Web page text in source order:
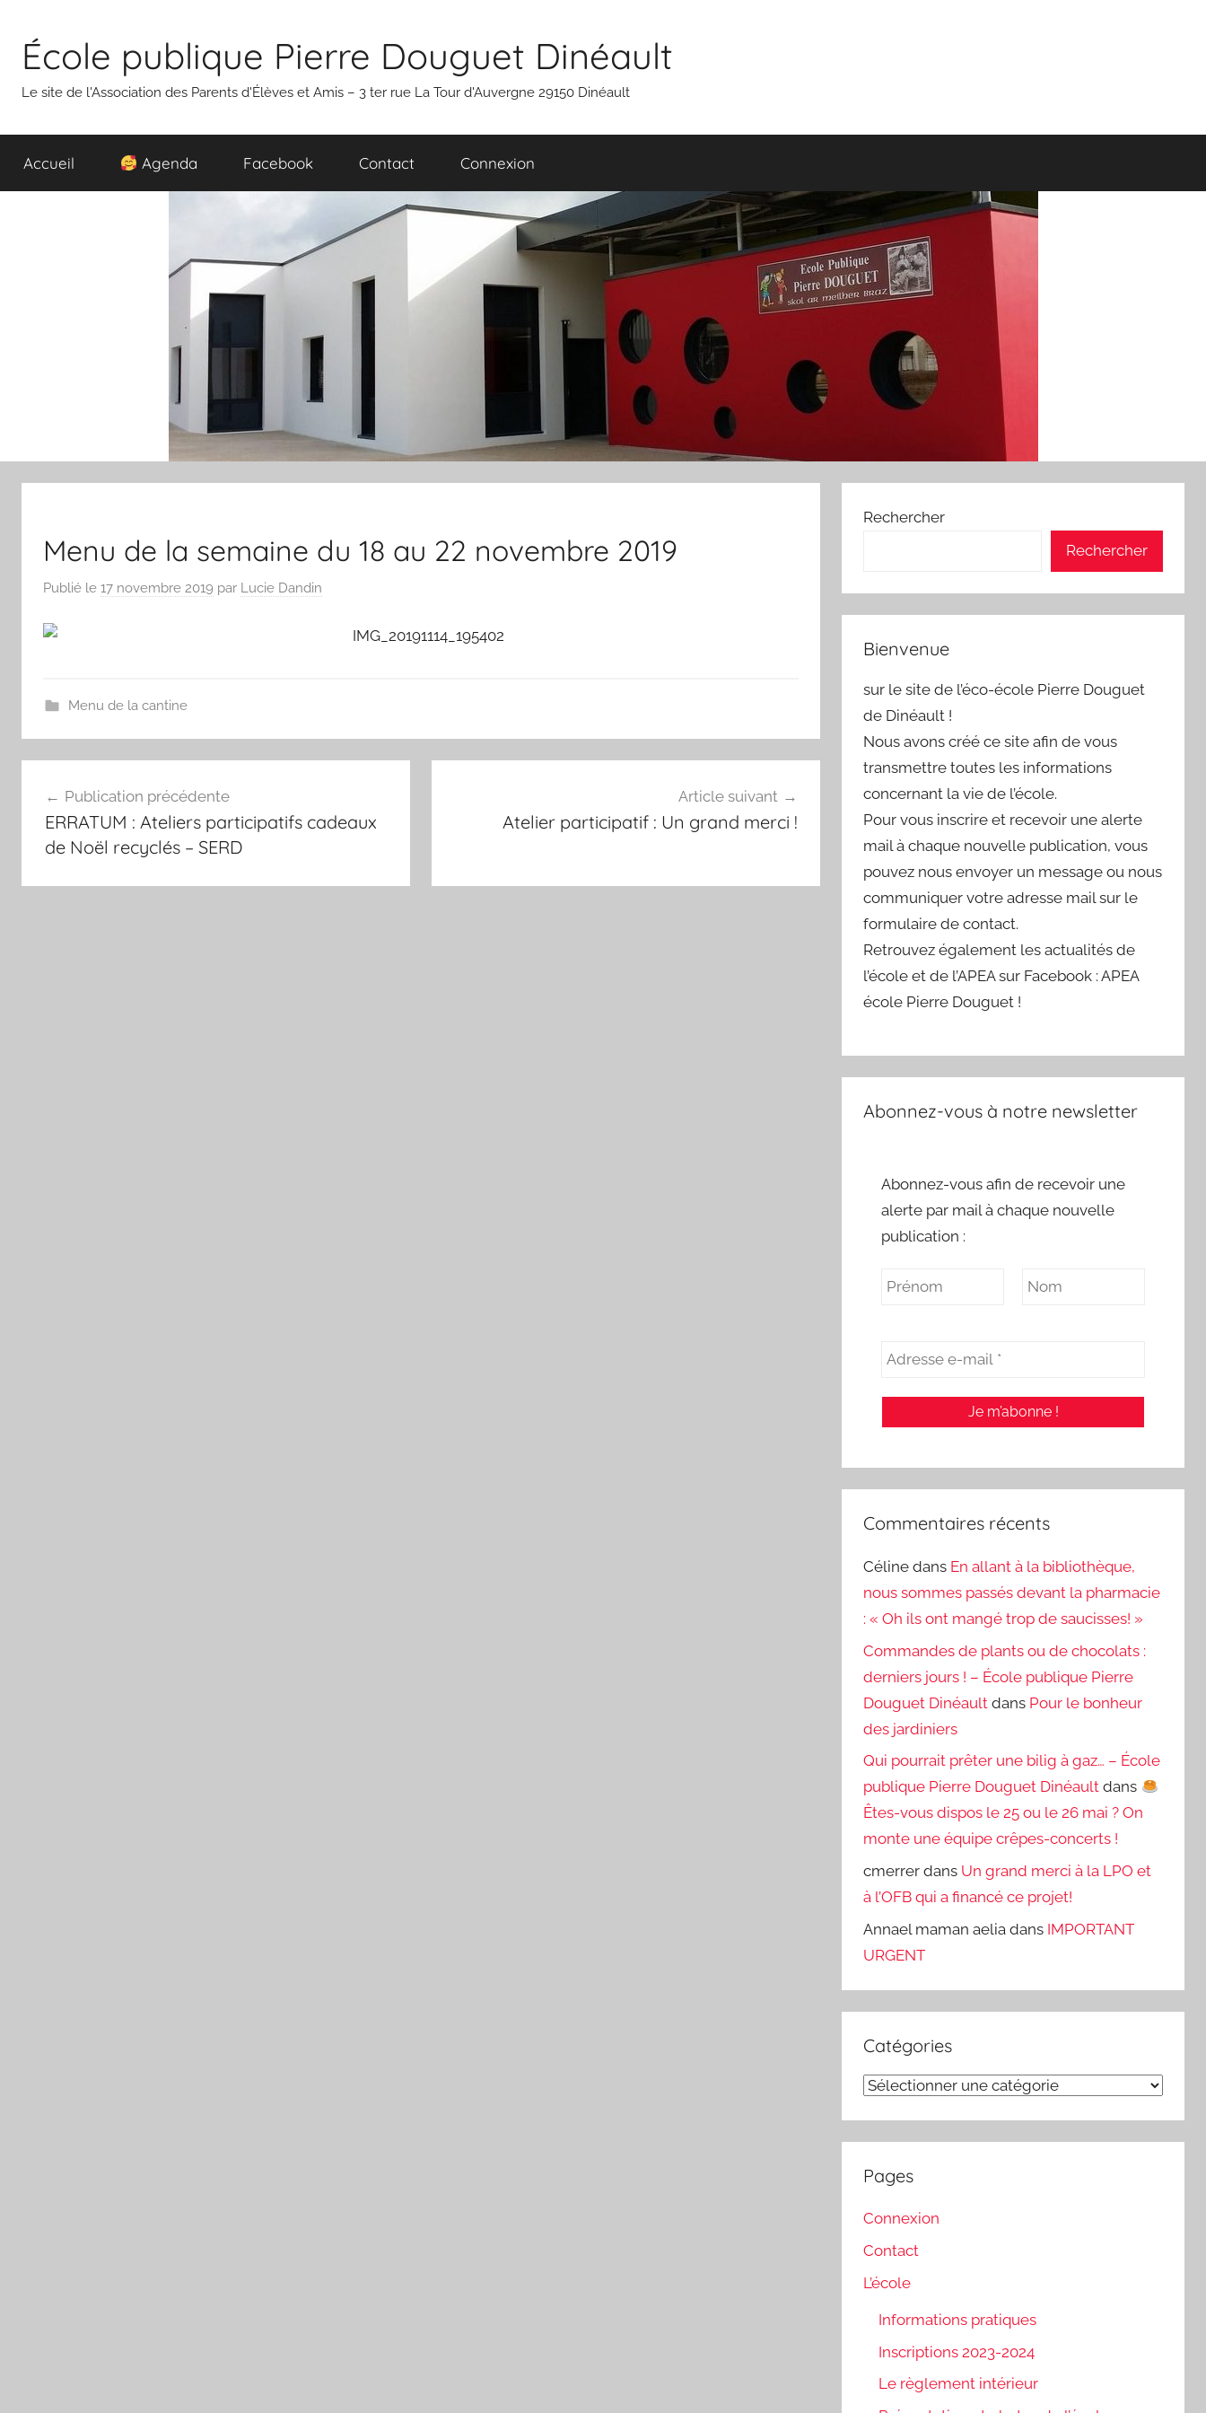
contenu
École publique Pierre Douguet Dinéault
Le site de l'Association des Parents d'Élèves et Amis – 3 ter rue La Tour d'Auvergne 29150 Dinéault
Accueil Agenda Facebook Contact Connexion
Menu de la semaine du 18 au 22 novembre 2019
Publié le 17 novembre 2019 par Lucie Dandin
Menu de la cantine
de
l’article
Publication précédente
ERRATUM : Ateliers participatifs cadeaux
de Noël recyclés – SERD
Article suivant
Atelier participatif : Un grand merci !
Rechercher
Rechercher
Bienvenue
sur le site de l’éco-école Pierre Douguet
de Dinéault !
Nous avons créé ce site afin de vous
transmettre toutes les informations
concernant la vie de l’école.
Pour vous inscrire et recevoir une alerte
mail à chaque nouvelle publication, vous
pouvez nous envoyer un message ou nous
communiquer votre adresse mail sur le
formulaire de contact.
Retrouvez également les actualités de
l’école et de l’APEA sur Facebook : APEA
école Pierre Douguet !
Abonnez-vous à notre newsletter
Abonnez-vous afin de recevoir une
alerte par mail à chaque nouvelle
publication :
Commentaires récents
Céline dans En allant à la bibliothèque,
nous sommes passés devant la pharmacie
: « Oh ils ont mangé trop de saucisses! »
Commandes de plants ou de chocolats :
derniers jours ! – École publique Pierre
Douguet Dinéault dans Pour le bonheur
des jardiniers
Qui pourrait prêter une bilig à gaz… – École
publique Pierre Douguet Dinéault dans
Êtes-vous dispos le 25 ou le 26 mai ? On
monte une équipe crêpes-concerts !
cmerrer dans Un grand merci à la LPO et
à l’OFB qui a financé ce projet!
Annael maman aelia dans IMPORTANT
URGENT
Catégories
Catégories
Pages
Connexion
Contact
L’école
Informations pratiques
Inscriptions 2023-2024
Le règlement intérieur